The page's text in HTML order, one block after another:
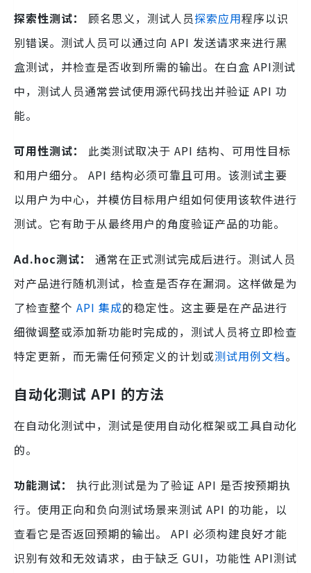
探索性测试： 顾名思义，测试人员探索应用程序以识
别错误。测试人员可以通过向 API 发送请求来进行黑
盒测试，并检查是否收到所需的输出。在白盒 API测试
中，测试人员通常尝试使用源代码找出并验证 API 功
能。
可用性测试：
此类测试取决于 API 结构、可用性目标
和用户细分。 API 结构必须可靠且可用。该测试主要
以用户为中心，并模仿目标用户组如何使用该软件进行
测试。它有助于从最终用户的角度验证产品的功能。
Ad.hoc测试：
通常在正式测试完成后进行。测试人员
对产品进行随机测试，检查是否存在漏洞。这样做是为
了检查整个 API 集成的稳定性。这主要是在产品进行
细微调整或添加新功能时完成的，测试人员将立即检查
特定更新，而无需任何预定义的计划或测试用例文档。
自动化测试 API 的方法
在自动化测试中，测试是使用自动化框架或工具自动化
的。
功能测试：
执行此测试是为了验证 API 是否按预期执
行。使用正向和负向测试场景来测试 API 的功能，以
查看它是否返回预期的输出。 API 必须构建良好才能
识别有效和无效请求，由于缺乏 GUI，功能性 API测试